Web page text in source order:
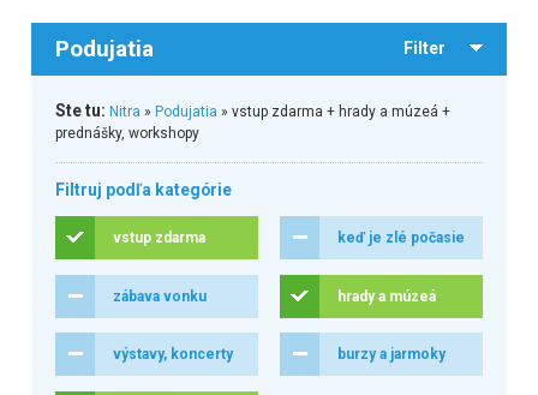
Podujatia Filter
Ste tu: Nitra » Podujatia » vstup zdarma + hrady a múzeá +
prednášky, workshopy
Filtruj podľa kategórie
vstup zdarma keď je zlé počasie
zábava vonku hrady a múzeá
výstavy, koncerty burzy a jarmoky